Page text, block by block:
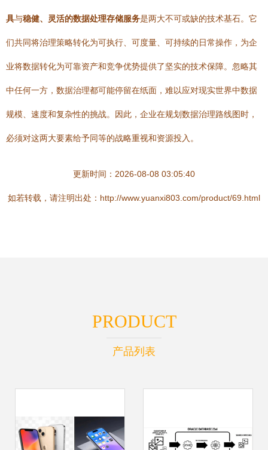
具与稳健、灵活的数据处理存储服务是两大不可或缺的技术基石。它
们共同将治理策略转化为可执行、可度量、可持续的日常操作，为企
业将数据转化为可靠资产和竞争优势提供了坚实的技术保障。忽略其
中任何一方，数据治理都可能停留在纸面，难以应对现实世界中数据
规模、速度和复杂性的挑战。因此，企业在规划数据治理路线图时，
必须对这两大要素给予同等的战略重视和资源投入。
更新时间：2026-08-08 03:05:40
如若转载，请注明出处：http://www.yuanxi803.com/product/69.html
PRODUCT
产品列表